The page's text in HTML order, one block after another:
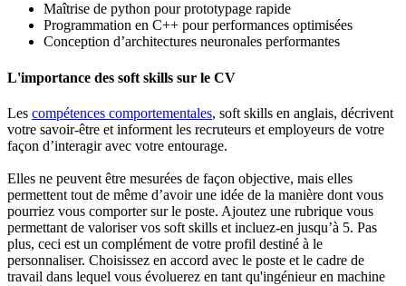
Maîtrise de python pour prototypage rapide
Programmation en C++ pour performances optimisées
Conception d’architectures neuronales performantes
L'importance des soft skills sur le CV
Les compétences comportementales, soft skills en anglais, décrivent
votre savoir-être et informent les recruteurs et employeurs de votre
façon d’interagir avec votre entourage.
Elles ne peuvent être mesurées de façon objective, mais elles
permettent tout de même d’avoir une idée de la manière dont vous
pourriez vous comporter sur le poste. Ajoutez une rubrique vous
permettant de valoriser vos soft skills et incluez-en jusqu’à 5. Pas
plus, ceci est un complément de votre profil destiné à le
personnaliser. Choisissez en accord avec le poste et le cadre de
travail dans lequel vous évoluerez en tant qu'ingénieur en machine